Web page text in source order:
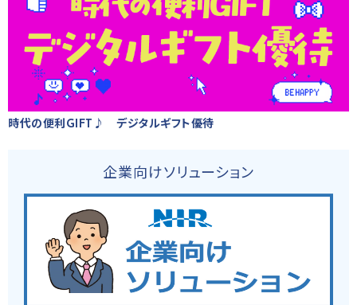
時代の便利GIFT♪ デジタルギフト優待
企業向けソリューション